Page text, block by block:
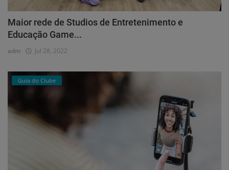
Maior rede de Studios de Entretenimento e
Educação Game...
adm Jul 28, 2022
Guia do Clube